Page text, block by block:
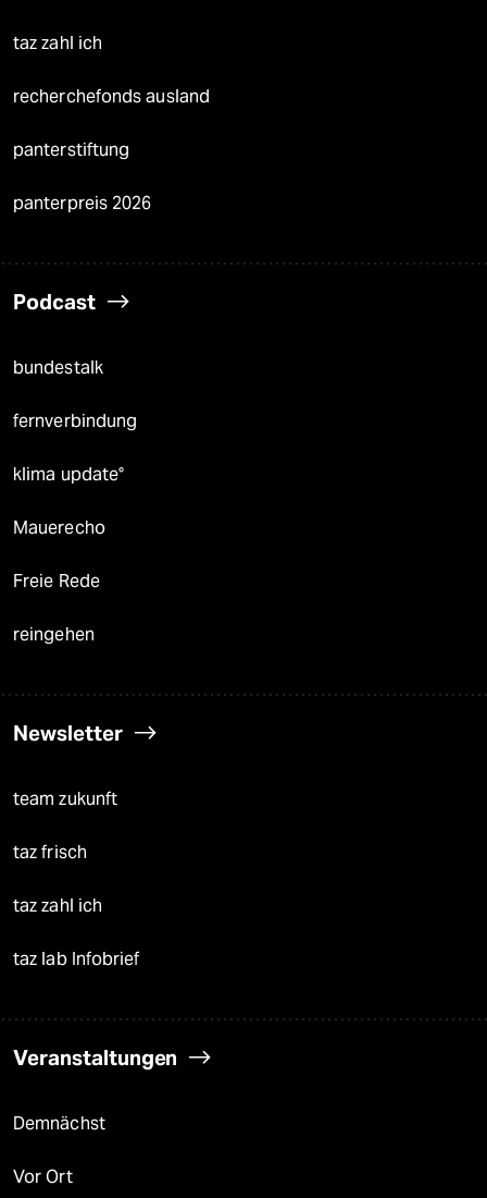
taz zahl ich
recherchefonds ausland
panterstiftung
panterpreis 2026
Podcast
bundestalk
fernverbindung
klima update°
Mauerecho
Freie Rede
reingehen
Newsletter
team zukunft
taz frisch
taz zahl ich
taz lab Infobrief
Veranstaltungen
Demnächst
Vor Ort